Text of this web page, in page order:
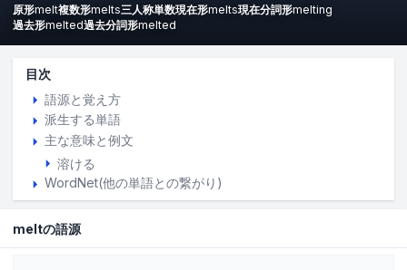
原形melt複数形melts三人称単数現在形melts現在分詞形melting
過去形melted過去分詞形melted
目次
語源と覚え方
派生する単語
主な意味と例文
溶ける
WordNet(他の単語との繋がり)
meltの語源